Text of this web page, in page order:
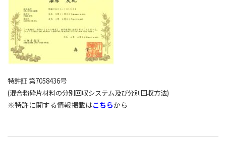
特許証 第7058436号
(混合粉砕片材料の分別回収システム及び分別回収方法)
※特許に関する情報掲載はこちらから